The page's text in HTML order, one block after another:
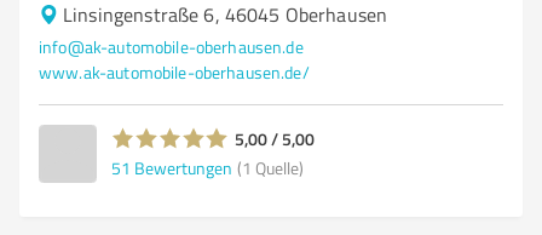
Linsingenstraße 6, 46045 Oberhausen
info@ak-automobile-oberhausen.de
www.ak-automobile-oberhausen.de/
5,00 / 5,00
51 Bewertungen (1 Quelle)